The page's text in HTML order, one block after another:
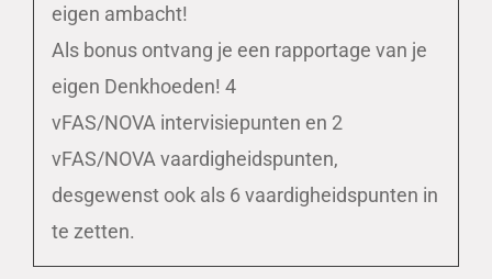
eigen ambacht!
Als bonus ontvang je een rapportage van je
eigen Denkhoeden! 4
vFAS/NOVA intervisiepunten en 2
vFAS/NOVA vaardigheidspunten,
desgewenst ook als 6 vaardigheidspunten in
te zetten.